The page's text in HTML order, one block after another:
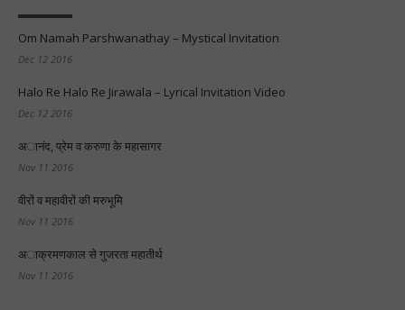
Om Namah Parshwanathay – Mystical Invitation
Dec 12 2016
Halo Re Halo Re Jirawala – Lyrical Invitation Video
Dec 12 2016
अानंद, प्रेम व करुणा के महासागर
Nov 11 2016
वीरों व महावीरों की मरुभूमि
Nov 11 2016
अाक्रमणकाल से गुजरता महातीर्थ
Nov 11 2016